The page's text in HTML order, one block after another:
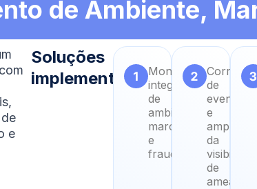
de Ambiente,
e
Soluções
implementadasMonitoramento
integrado
de
ambiente,
marcas
e
fraudes
de
eventos
e
ampliação
da
visibilidade
de
ameaças